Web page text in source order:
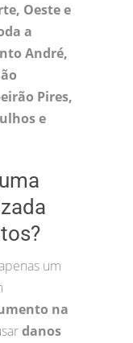
Oeste e
a
André,
Pires,
e
um
na
danos